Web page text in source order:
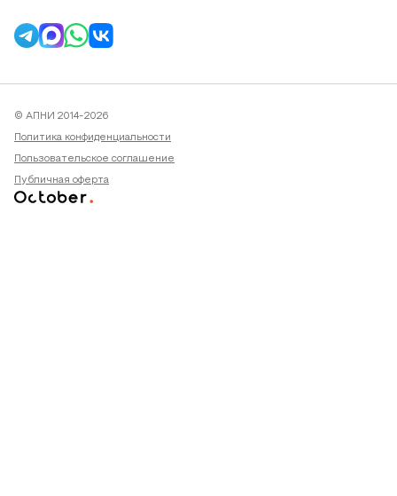
© АПНИ 2014-2026
Политика конфиденциальности
Пользовательское соглашение
Публичная оферта